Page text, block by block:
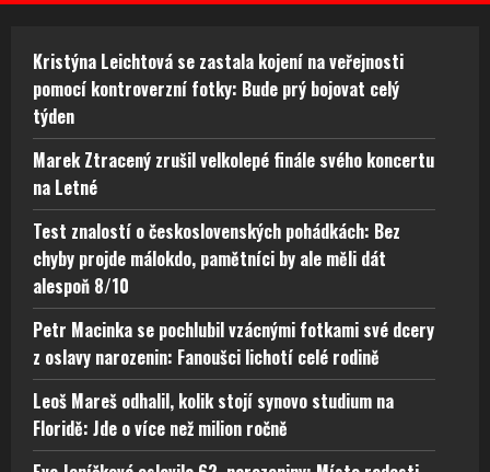
Kristýna Leichtová se zastala kojení na veřejnosti
pomocí kontroverzní fotky: Bude prý bojovat celý
týden
Marek Ztracený zrušil velkolepé finále svého koncertu
na Letné
Test znalostí o československých pohádkách: Bez
chyby projde málokdo, pamětníci by ale měli dát
alespoň 8/10
Petr Macinka se pochlubil vzácnými fotkami své dcery
z oslavy narozenin: Fanoušci lichotí celé rodině
Leoš Mareš odhalil, kolik stojí synovo studium na
Floridě: Jde o více než milion ročně